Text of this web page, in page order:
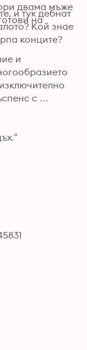
двама мъже
на
и тук дебнат
Кой знае
конците?
и
с